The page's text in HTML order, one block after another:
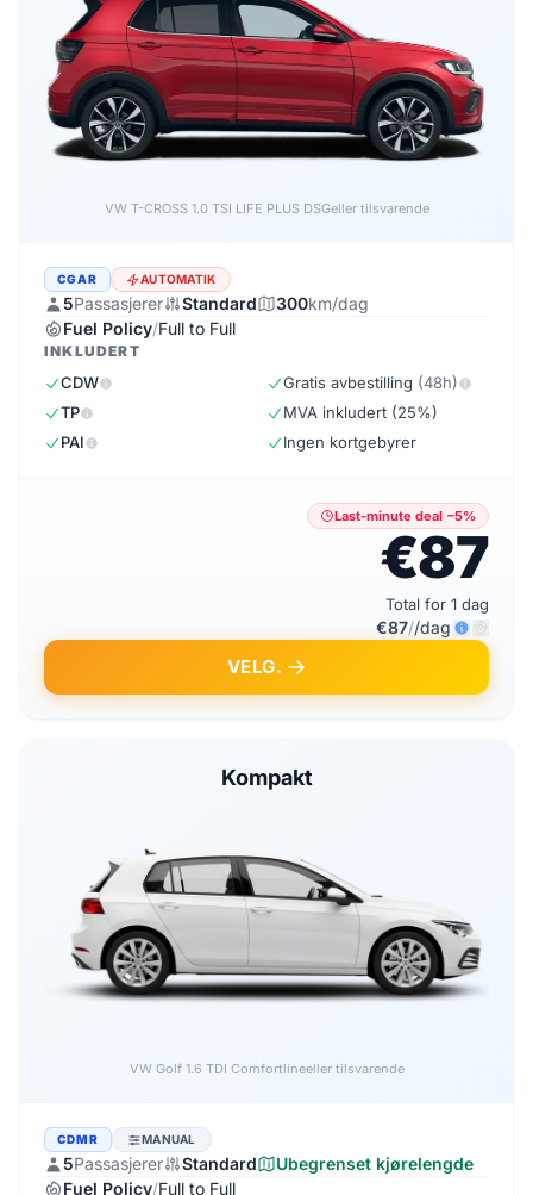
VW T-CROSS LIFE PLUS 1.0 TSI DSGeller tilsvarende
CGAR AUTOMATIK
5Passasjerer Standard 300km/dag
Fuel Policy/Full to Full
INKLUDERT
CDW
TP
PAI
Gratis avbestilling (48h)
MVA inkludert (25%)
Ingen kortgebyrer
Last-minute deal −5%
€87
Total for 1 dag
€87//dag
VELG.
Kompakt
Audi A3 1.6 TDIeller tilsvarende
CDMR MANUAL
5Passasjerer Standard
Ubegrenset kjørelengde
Fuel Policy/Full to Full